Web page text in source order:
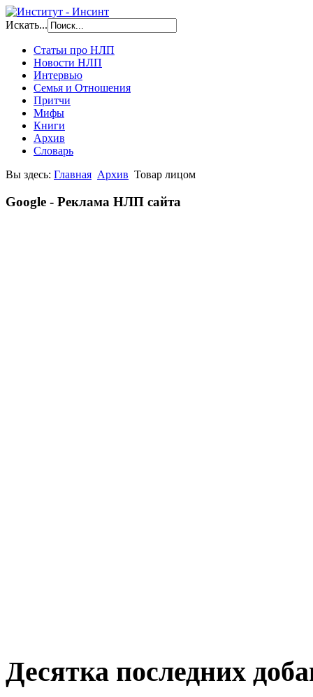
Искать...
Статьи про НЛП
Новости НЛП
Интервью
Семья и Отношения
Притчи
Мифы
Книги
Архив
Словарь
Вы здесь: Главная Архив Товар лицом
Google - Реклама НЛП сайта
Десятка последних